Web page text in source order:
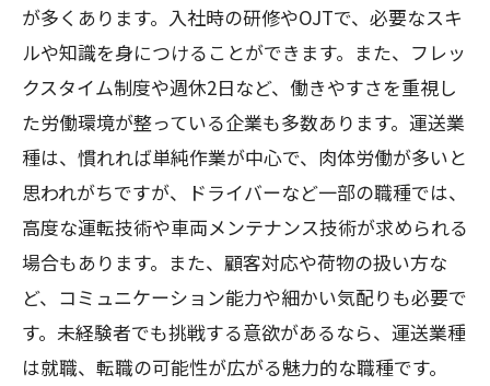
が多くあります。入社時の研修やOJTで、必要なスキ
ルや知識を身につけることができます。また、フレッ
クスタイム制度や週休2日など、働きやすさを重視し
た労働環境が整っている企業も多数あります。運送業
種は、慣れれば単純作業が中心で、肉体労働が多いと
思われがちですが、ドライバーなど一部の職種では、
高度な運転技術や車両メンテナンス技術が求められる
場合もあります。また、顧客対応や荷物の扱い方な
ど、コミュニケーション能力や細かい気配りも必要で
す。未経験者でも挑戦する意欲があるなら、運送業種
は就職、転職の可能性が広がる魅力的な職種です。